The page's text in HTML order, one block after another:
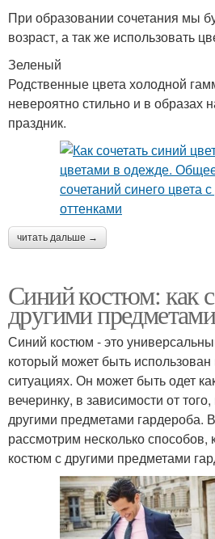
При образовании сочетания мы
возраст, а так же использовать
Зеленый
Родственные цвета холодной
невероятно стильно и в образах
праздник.
читать дальше →
Синий костюм: как
другими
Синий костюм - это
который может быть
ситуациях. Он может быть одет
вечеринку, в зависимости от
другими предметами гардероба.
рассмотрим несколько способов,
костюм с другими предметами